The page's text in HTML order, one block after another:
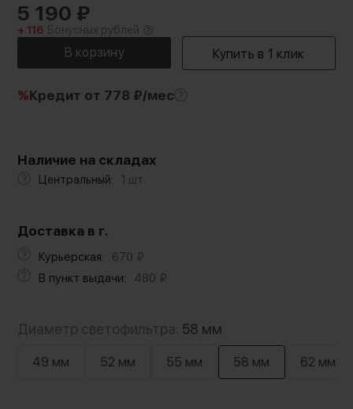
5 190 ₽
+ 116 Бонусных рублей
%Кредит от 778 ₽/мес
Наличие на складах
Центральный: 1 шт.
Доставка в г.
Курьерская: 670 ₽
В пункт выдачи:
480 ₽
Диаметр светофильтра: 58 мм
49 мм 52 мм 55 мм 58 мм 62 мм